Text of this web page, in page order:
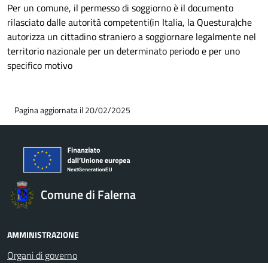
Per un comune, il permesso di soggiorno è il documento
rilasciato dalle autorità competenti(in Italia, la Questura)che
autorizza un cittadino straniero a soggiornare legalmente nel
territorio nazionale per un determinato periodo e per uno
specifico motivo
Pagina aggiornata il 20/02/2025
Comune di Falerna
AMMINISTRAZIONE
Organi di governo